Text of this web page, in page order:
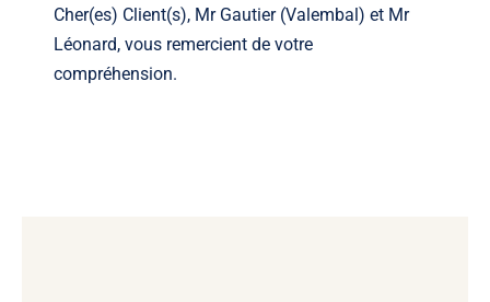
Cher(es) Client(s), Mr Gautier (Valembal) et Mr
Léonard, vous remercient de votre
compréhension.